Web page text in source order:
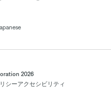
2026
シーアクセシビリティ